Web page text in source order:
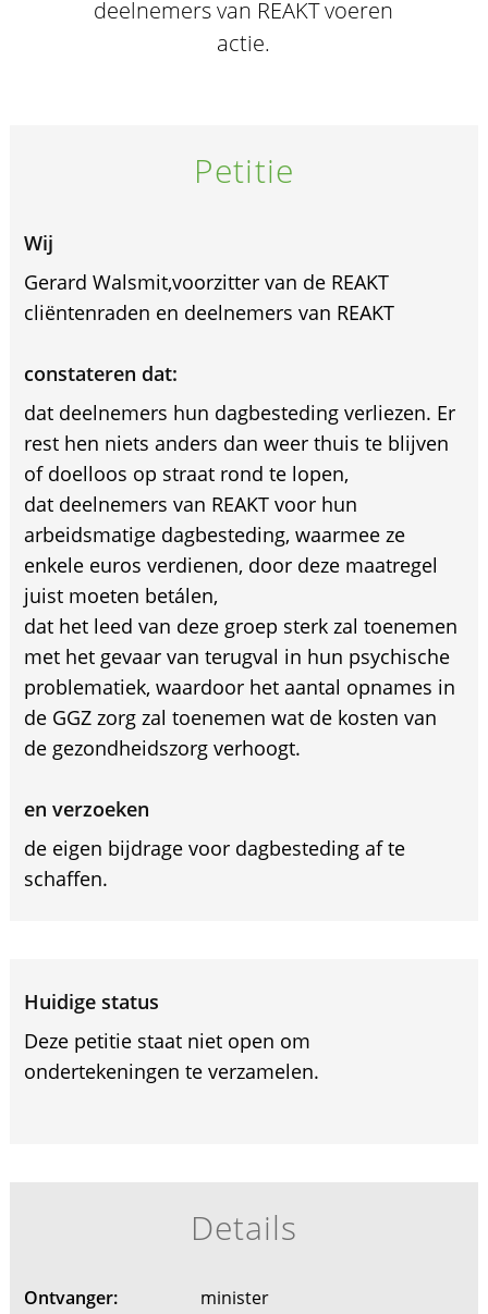
deelnemers van REAKT voeren
actie.
Petitie
Wij
Gerard Walsmit,voorzitter van de REAKT
cliëntenraden en deelnemers van REAKT
constateren dat:
dat deelnemers hun dagbesteding verliezen. Er
rest hen niets anders dan weer thuis te blijven
of doelloos op straat rond te lopen,
dat deelnemers van REAKT voor hun
arbeidsmatige dagbesteding, waarmee ze
enkele euros verdienen, door deze maatregel
juist moeten betálen,
dat het leed van deze groep sterk zal toenemen
met het gevaar van terugval in hun psychische
problematiek, waardoor het aantal opnames in
de GGZ zorg zal toenemen wat de kosten van
de gezondheidszorg verhoogt.
en verzoeken
de eigen bijdrage voor dagbesteding af te
schaffen.
Huidige status
Deze petitie staat niet open om
ondertekeningen te verzamelen.
Details
Ontvanger: minister